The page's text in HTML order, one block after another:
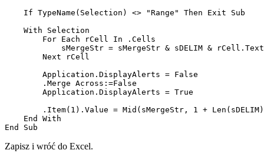
    If TypeName(Selection) <> "Range" Then Exit Sub
    With Selection
        For Each rCell In .Cells
            sMergeStr = sMergeStr & sDELIM & rCell.Text
        Next rCell
        Application.DisplayAlerts = False
        .Merge Across:=False
        Application.DisplayAlerts = True
.Item(1).Value = Mid(sMergeStr, 1 +
    End With
Zapisz i wróć do Excel.